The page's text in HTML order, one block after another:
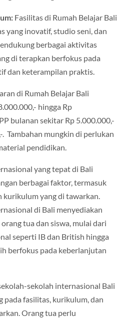
Fasilitas di Rumah Belajar Bali
yang inovatif, studio seni, dan
berbagai aktivitas
di terapkan berfokus pada
dan keterampilan praktis.
di Rumah Belajar Bali
hingga Rp
bulanan sekitar Rp 5.000.000,-
. Tambahan mungkin di perlukan
pendidikan.
yang tepat di Bali
berbagai faktor, termasuk
kurikulum yang di tawarkan.
di Bali menyediakan
tua dan siswa, mulai dari
seperti IB dan British hingga
berfokus pada keberlanjutan
sekolah internasional Bali
pada fasilitas, kurikulum, dan
Orang tua perlu